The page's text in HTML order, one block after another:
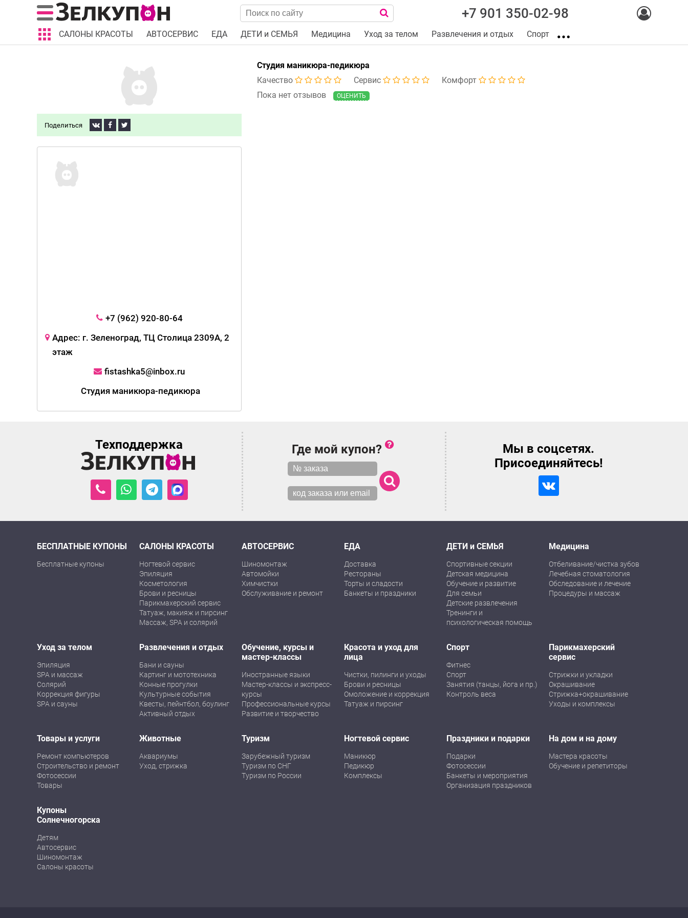
+7 901 350-02-98
САЛОНЫ КРАСОТЫ АВТОСЕРВИС ЕДА ДЕТИ и СЕМЬЯ Медицина Уход за телом Развлечения и отдых Спорт
Студия маникюра-педикюра
Качество
Сервис
Комфорт
Пока нет отзывов
ОЦЕНИТЬ
Поделиться
+7 (962) 920-80-64
Адрес: г. Зеленоград, ТЦ Столица 2309А, 2
этаж
fistashka5@inbox.ru
Студия маникюра-педикюра
Техподдержка Где мой купон?
Мы в соцсетях.
Присоединяйтесь!
БЕСПЛАТНЫЕ КУПОНЫ
Бесплатные купоны
САЛОНЫ КРАСОТЫ
Ногтевой сервис
Эпиляция
Косметология
Брови и ресницы
Парикмахерский сервис
Татуаж, макияж и пирсинг
Массаж, SPA и солярий
АВТОСЕРВИС
Шиномонтаж
Автомойки
Химчистки
Обслуживание и ремонт
ЕДА
Доставка
Рестораны
Торты и сладости
Банкеты и праздники
ДЕТИ и СЕМЬЯ
Спортивные секции
Детская медицина
Обучение и развитие
Для семьи
Детские развлечения
Тренинги и
психологическая помощь
Медицина
Отбеливание/чистка зубов
Лечебная стоматология
Обследование и лечение
Процедуры и массаж
Уход за телом
Эпиляция
SPA и массаж
Солярий
Коррекция фигуры
SPA и сауны
Развлечения и отдых
Бани и сауны
Картинг и мототехника
Конные прогулки
Культурные события
Квесты, пейнтбол, боулинг
Активный отдых
Обучение, курсы и
мастер-классы
Иностранные языки
Мастер-классы и экспресс-
курсы
Профессиональные курсы
Развитие и творчество
Красота и уход для
лица
Чистки, пилинги и уходы
Брови и ресницы
Омоложение и коррекция
Татуаж и пирсинг
Спорт
Фитнес
Спорт
Занятия (танцы, йога и пр.)
Контроль веса
Парикмахерский
сервис
Стрижки и укладки
Окрашивание
Стрижка+окрашивание
Уходы и комплексы
Товары и услуги
Ремонт компьютеров
Строительство и ремонт
Фотосессии
Товары
Животные
Аквариумы
Уход, стрижка
Туризм
Зарубежный туризм
Туризм по СНГ
Туризм по России
Ногтевой сервис
Маникюр
Педикюр
Комплексы
Праздники и подарки
Подарки
Фотосессии
Банкеты и мероприятия
Организация праздников
На дом и на дому
Мастера красоты
Обучение и репетиторы
Купоны
Солнечногорска
Детям
Автосервис
Шиномонтаж
Салоны красоты